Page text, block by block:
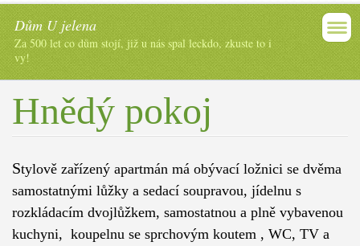
Dům U jelena
Za 500 let co dům stojí, již u nás spal leckdo, zkuste to i
vy!
Hnědý pokoj
Stylově zařízený apartmán má obývací ložnici se dvěma
samostatnými lůžky a sedací soupravou, jídelnu s
rozkládacím dvojlůžkem, samostatnou a plně vybavenou
kuchyni, koupelnu se sprchovým koutem , WC, TV a